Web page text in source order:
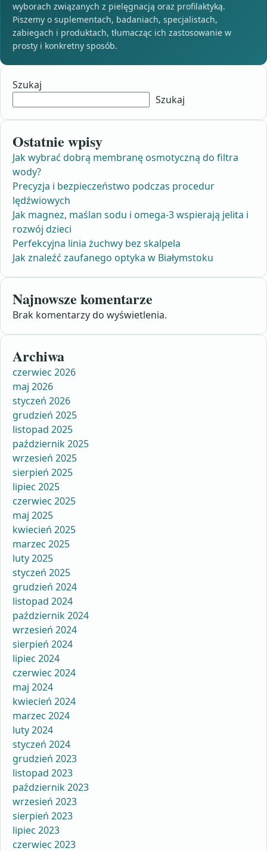
wyborach związanych z pielęgnacją oraz profilaktyką.
Piszemy o suplementach, badaniach, specjalistach,
zabiegach i produktach, tłumacząc ich zastosowanie w
prosty i konkretny sposób.
Szukaj
Szukaj
Ostatnie wpisy
Jak wybrać dobrą membranę osmotyczną do filtra
wody?
Precyzja i bezpieczeństwo podczas procedur
lędźwiowych
Jak magnez, maślan sodu i omega-3 wspierają jelita i
rozwój dzieci
Perfekcyjna linia żuchwy bez skalpela
Jak znaleźć zaufanego optyka w Białymstoku
Najnowsze komentarze
Brak komentarzy do wyświetlenia.
Archiwa
czerwiec 2026
maj 2026
styczeń 2026
grudzień 2025
listopad 2025
październik 2025
wrzesień 2025
sierpień 2025
lipiec 2025
czerwiec 2025
maj 2025
kwiecień 2025
marzec 2025
luty 2025
styczeń 2025
grudzień 2024
listopad 2024
październik 2024
wrzesień 2024
sierpień 2024
lipiec 2024
czerwiec 2024
maj 2024
kwiecień 2024
marzec 2024
luty 2024
styczeń 2024
grudzień 2023
listopad 2023
październik 2023
wrzesień 2023
sierpień 2023
lipiec 2023
czerwiec 2023